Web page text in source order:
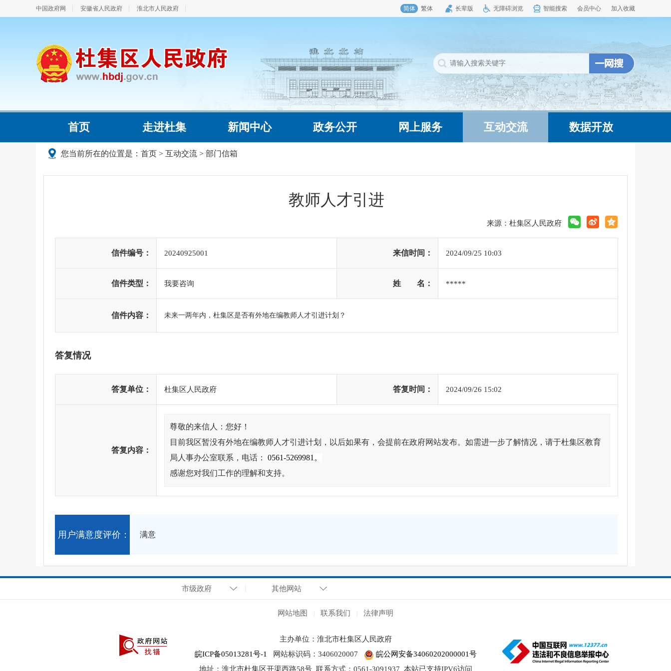
中国政府网 安徽省人民政府 淮北市人民政府 简体 繁体 长辈版 无障碍浏览 智能搜索 会员中心 加入收藏
首页 走进杜集 新闻中心 政务公开 网上服务 互动交流 数据开放
您当前所在的位置是： 首页 > 互动交流 > 部门信箱
教师人才引进
来源：杜集区人民政府
信件编号： 20240925001 来信时间： 2024/09/25 10:03
信件类型： 我要咨询 姓 名： *****
信件内容： 未来一两年内，杜集区是否有外地在编教师人才引进计划？
答复情况
答复单位： 杜集区人民政府 答复时间： 2024/09/26 15:02
答复内容：
尊敬的来信人：您好！
目前我区暂没有外地在编教师人才引进计划，以后如果有，会提前在政府网站发布。如需进一步了解情况，请于杜集区教育
局人事办公室联系，电话： 0561-5269981。
感谢您对我们工作的理解和支持。
用户满意度评价： 满意
市级政府 其他网站
网站地图 联系我们 法律声明
主办单位：淮北市杜集区人民政府
皖ICP备05013281号-1
网站标识码：3406020007
皖公网安备34060202000001号
地址：淮北市杜集区开渠西路58号 联系方式：0561-3091937 本站已支持IPV6访问